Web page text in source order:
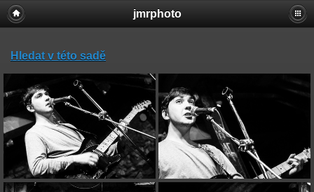
jmrphoto
Hledat v této sadě